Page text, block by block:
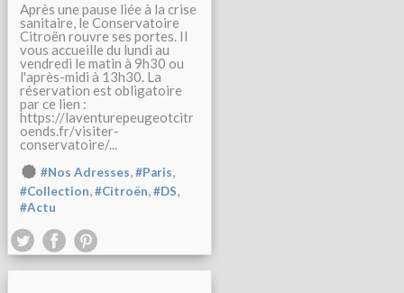
Après une pause liée à la crise
sanitaire, le Conservatoire
Citroën rouvre ses portes. Il
vous accueille du lundi au
vendredi le matin à 9h30 ou
l'après-midi à 13h30. La
réservation est obligatoire
par ce lien :
https://laventurepeugeotcitr
oends.fr/visiter-
conservatoire/...
#Nos Adresses,#Paris,
#Collection,#Citroën,#DS,
#Actu